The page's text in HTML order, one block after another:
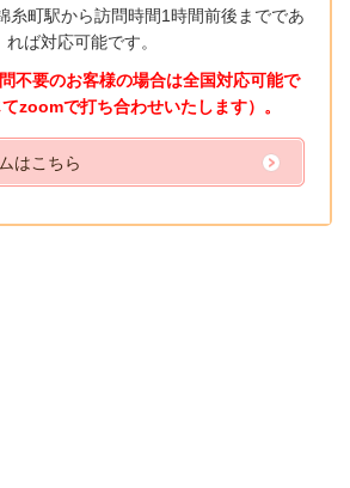
糸町駅から訪問時間1時間前後までであ
れば対応可能です。
不要のお客様の場合は全国対応可能で
zoomで打ち合わせいたします）。
はこちら